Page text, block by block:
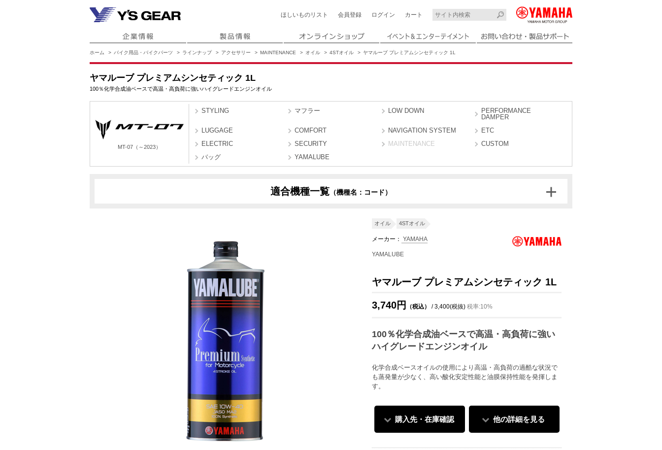
ほしいもの リスト 会員登録 ログイン カート
ホーム バイク用品・バイクパーツ ラインナップ アクセサリー MAINTENANCE オイル 4STオイル ヤマルーブ プレミアムシンセティック 1L
ヤマルーブ プレミアムシンセティック 1L
100％化学合成油ベースで高温・高負荷に強いハイグレードエンジンオイル
MT-07（～2023）
STYLING マフラー LOW DOWN
PERFORMANCE
DAMPER
LUGGAGE
COMFORT NAVIGATION SYSTEM
ETC
ELECTRIC
SECURITY MAINTENANCE
CUSTOM
バッグ
YAMALUBE
適合機種一覧 （機種名：コード）
オイル 4STオイル
メーカー： YAMAHA
YAMALUBE
ヤマルーブ プレミアムシンセティック 1L
3,740円 （税込） / 3,400(税抜) 税率:10%
100％化学合成油ベースで高温・高負荷に強い
ハイグレードエンジンオイル
化学合成ベースオイルの使用により高温・高負荷の過酷な状況で
も蒸発量が少なく、高い酸化安定性能と油膜保持性能を発揮しま
す。
購入先・在庫確認 他の詳細を見る